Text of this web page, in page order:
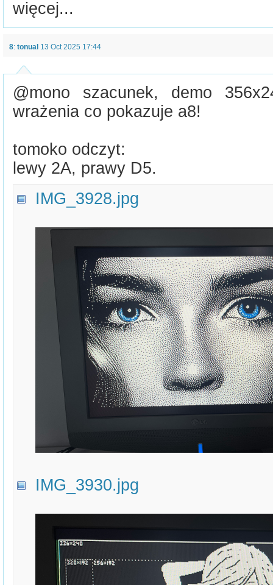
więcej...
8: tonual 13 Oct 2025 17:44
@mono szacunek, demo
wrażenia co pokazuje a8!
tomoko odczyt:
lewy 2A, prawy D5.
IMG_3928.jpg
IMG_3930.jpg